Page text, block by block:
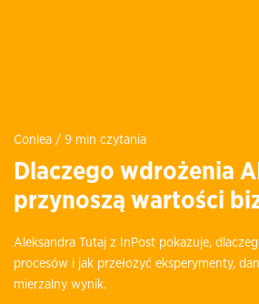
Conlea / 9 min czytania
Dlaczego wdrożenia
przynoszą wartości
Aleksandra Tutaj z InPost pokazuje,
procesów i jak przełożyć eksperymenty,
mierzalny wynik.